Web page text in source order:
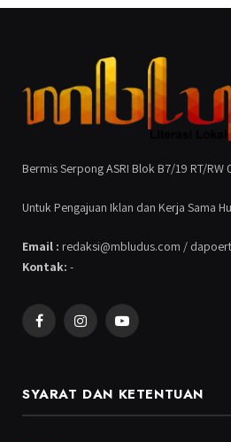
Bermis Serpong ASRI Blok B7/19 RT/
Untuk Pengajuan Iklan dan Kerja Sama
Email : redaksi@mbludus.com /
Kontak: -
FacebookInstagramYouTube
SYARAT DAN KETENTUAN